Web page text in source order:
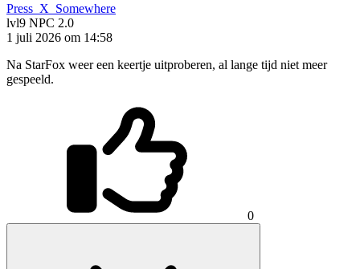
Press_X_Somewhere
lvl9 NPC 2.0
1 juli 2026 om 14:58
Na StarFox weer een keertje uitproberen, al lange tijd niet meer
gespeeld.
0